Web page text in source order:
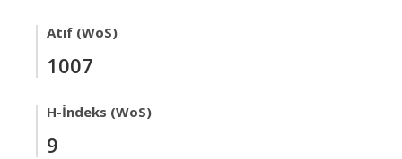
Atıf (WoS)
1007
H-İndeks (WoS)
9